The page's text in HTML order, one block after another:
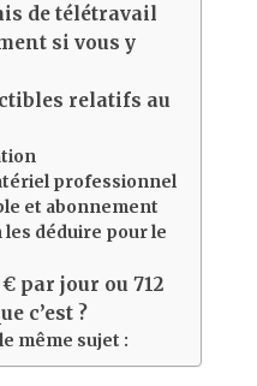
de télétravail
si vous y
relatifs au
professionnel
et abonnement
déduire pour le
par jour ou 712
c’est ?
même sujet :